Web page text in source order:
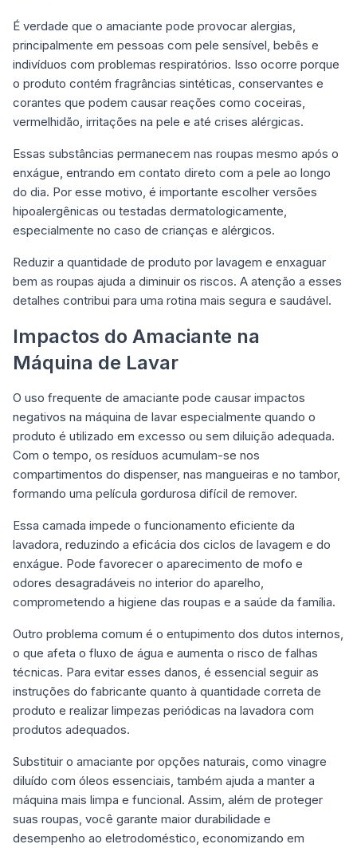
É verdade que o amaciante pode provocar alergias,
principalmente em pessoas com pele sensível, bebês e
indivíduos com problemas respiratórios. Isso ocorre porque
o produto contém fragrâncias sintéticas, conservantes e
corantes que podem causar reações como coceiras,
vermelhidão, irritações na pele e até crises alérgicas.
Essas substâncias permanecem nas roupas mesmo após o
enxágue, entrando em contato direto com a pele ao longo
do dia. Por esse motivo, é importante escolher versões
hipoalergênicas ou testadas dermatologicamente,
especialmente no caso de crianças e alérgicos.
Reduzir a quantidade de produto por lavagem e enxaguar
bem as roupas ajuda a diminuir os riscos. A atenção a esses
detalhes contribui para uma rotina mais segura e saudável.
Impactos do Amaciante na
Máquina de Lavar
O uso frequente de amaciante pode causar impactos
negativos na máquina de lavar especialmente quando o
produto é utilizado em excesso ou sem diluição adequada.
Com o tempo, os resíduos acumulam-se nos
compartimentos do dispenser, nas mangueiras e no tambor,
formando uma película gordurosa difícil de remover.
Essa camada impede o funcionamento eficiente da
lavadora, reduzindo a eficácia dos ciclos de lavagem e do
enxágue. Pode favorecer o aparecimento de mofo e
odores desagradáveis no interior do aparelho,
comprometendo a higiene das roupas e a saúde da família.
Outro problema comum é o entupimento dos dutos internos,
o que afeta o fluxo de água e aumenta o risco de falhas
técnicas. Para evitar esses danos, é essencial seguir as
instruções do fabricante quanto à quantidade correta de
produto e realizar limpezas periódicas na lavadora com
produtos adequados.
Substituir o amaciante por opções naturais, como vinagre
diluído com óleos essenciais, também ajuda a manter a
máquina mais limpa e funcional. Assim, além de proteger
suas roupas, você garante maior durabilidade e
desempenho ao eletrodoméstico, economizando em